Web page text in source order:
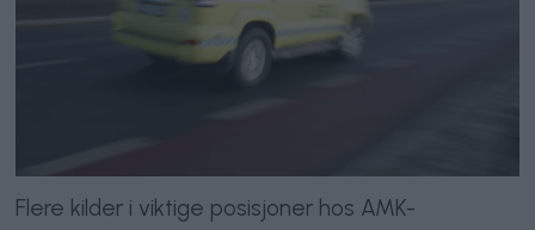
Flere kilder i viktige posisjoner hos AMK-